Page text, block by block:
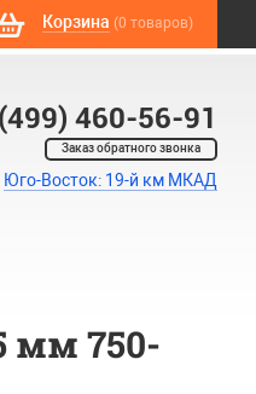
Корзина (0 товаров)
460-56-91
Заказ обратного звонка
Юго-Восток: 19-й км МКАД
мм 750-